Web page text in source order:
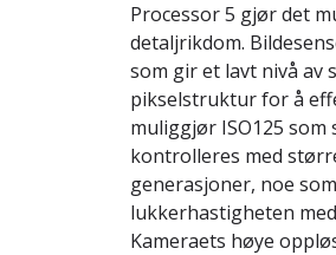
Processor 5 gjør det
detaljrikdom.
som gir et lavt nivå av
pikselstruktur for å
muliggjør ISO125
kontrolleres med
generasjoner, noe
lukkerhastigheten
Kameraets høye